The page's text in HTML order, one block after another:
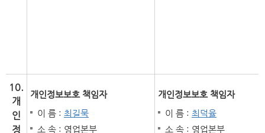
10.
개
인
정
개인정보보호 책임자
이 름 : 최길묵
소 속 : 영업본부
개인정보보호 책임자
이 름 : 최덕율
소 속 : 영업본부